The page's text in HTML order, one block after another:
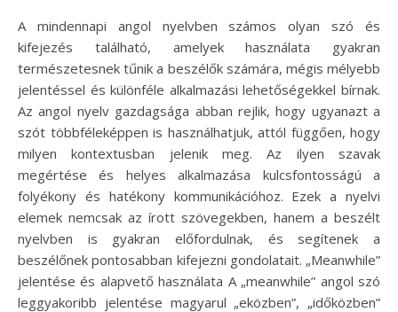
A mindennapi angol nyelvben számos olyan szó és
kifejezés található, amelyek használata gyakran
természetesnek tűnik a beszélők számára, mégis mélyebb
jelentéssel és különféle alkalmazási lehetőségekkel bírnak.
Az angol nyelv gazdagsága abban rejlik, hogy ugyanazt a
szót többféleképpen is használhatjuk, attól függően, hogy
milyen kontextusban jelenik meg. Az ilyen szavak
megértése és helyes alkalmazása kulcsfontosságú a
folyékony és hatékony kommunikációhoz. Ezek a nyelvi
elemek nemcsak az írott szövegekben, hanem a beszélt
nyelvben is gyakran előfordulnak, és segítenek a
beszélőnek pontosabban kifejezni gondolatait. „Meanwhile”
jelentése és alapvető használata A „meanwhile” angol szó
leggyakoribb jelentése magyarul „eközben”, „időközben”